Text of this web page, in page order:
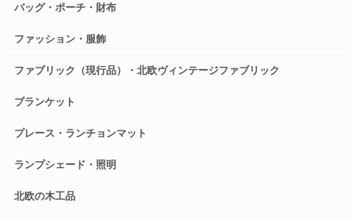
バッグ・ポーチ・財布
ファッション・服飾
ファブリック（現行品）・北欧ヴィンテージファブリック
ブランケット
プレース・ランチョンマット
ランプシェード・照明
北欧の木工品